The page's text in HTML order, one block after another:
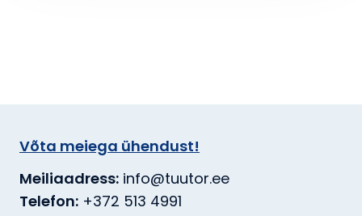
Võta meiega ühendust!
Meiliaadress: info@tuutor.ee
Telefon: +372 513 4991